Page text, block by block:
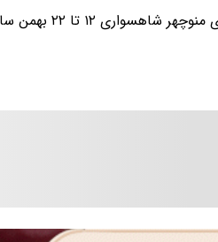
۲۲ بهمن سال برگزار می شود.